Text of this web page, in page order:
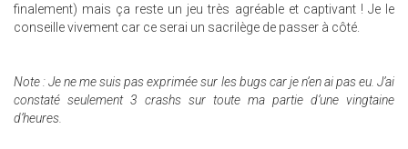
finalement) mais ça reste un jeu très agréable et captivant ! Je le
conseille vivement car ce serai un sacrilège de passer à côté.
Note : Je ne me suis pas exprimée sur les bugs car je n’en ai pas eu. J’ai
constaté seulement 3 crashs sur toute ma partie d’une vingtaine
d’heures.